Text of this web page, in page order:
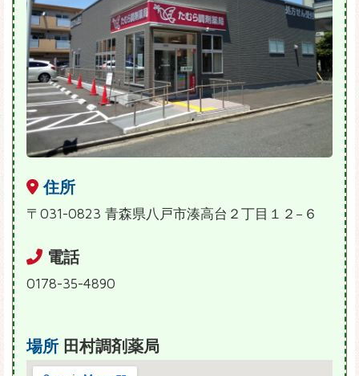
住所
〒031-0823 青森県八戸市湊高台２丁目１２−６
電話
0178-35-4890
場所 田村調剤薬局